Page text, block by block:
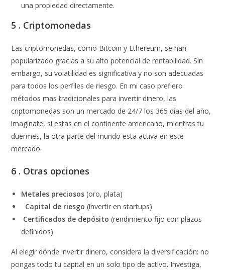
una propiedad directamente.
5 . Criptomonedas
Las criptomonedas, como Bitcoin y Ethereum, se han
popularizado gracias a su alto potencial de rentabilidad. Sin
embargo, su volatilidad es significativa y no son adecuadas
para todos los perfiles de riesgo. En mi caso prefiero
métodos mas tradicionales para invertir dinero, las
criptomonedas son un mercado de 24/7 los 365 días del año,
imagínate, si estas en el continente americano, mientras tu
duermes, la otra parte del mundo esta activa en este
mercado.
6 . Otras opciones
Metales preciosos (oro, plata)
Capital de riesgo (invertir en startups)
Certificados de depósito (rendimiento fijo con plazos
definidos)
Al elegir dónde invertir dinero, considera la diversificación: no
pongas todo tu capital en un solo tipo de activo. Investiga,